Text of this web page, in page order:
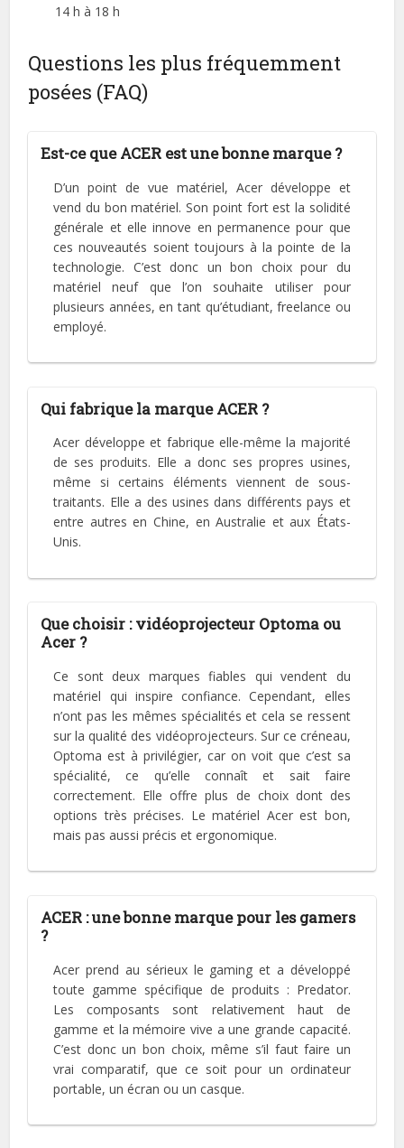
14 h à 18 h
Questions les plus fréquemment
posées (FAQ)
Est-ce que ACER est une bonne marque ?
D’un point de vue matériel, Acer développe et
vend du bon matériel. Son point fort est la solidité
générale et elle innove en permanence pour que
ces nouveautés soient toujours à la pointe de la
technologie. C’est donc un bon choix pour du
matériel neuf que l’on souhaite utiliser pour
plusieurs années, en tant qu’étudiant, freelance ou
employé.
Qui fabrique la marque ACER ?
Acer développe et fabrique elle-même la majorité
de ses produits. Elle a donc ses propres usines,
même si certains éléments viennent de sous-
traitants. Elle a des usines dans différents pays et
entre autres en Chine, en Australie et aux États-
Unis.
Que choisir : vidéoprojecteur Optoma ou
Acer ?
Ce sont deux marques fiables qui vendent du
matériel qui inspire confiance. Cependant, elles
n’ont pas les mêmes spécialités et cela se ressent
sur la qualité des vidéoprojecteurs. Sur ce créneau,
Optoma est à privilégier, car on voit que c’est sa
spécialité, ce qu’elle connaît et sait faire
correctement. Elle offre plus de choix dont des
options très précises. Le matériel Acer est bon,
mais pas aussi précis et ergonomique.
ACER : une bonne marque pour les gamers
?
Acer prend au sérieux le gaming et a développé
toute gamme spécifique de produits : Predator.
Les composants sont relativement haut de
gamme et la mémoire vive a une grande capacité.
C’est donc un bon choix, même s’il faut faire un
vrai comparatif, que ce soit pour un ordinateur
portable, un écran ou un casque.